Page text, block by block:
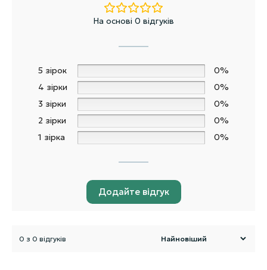
На основі 0 відгуків
5 зірок
0%
4 зірки
0%
3 зірки
0%
2 зірки
0%
1 зірка
0%
Додайте відгук
0 з 0 відгуків